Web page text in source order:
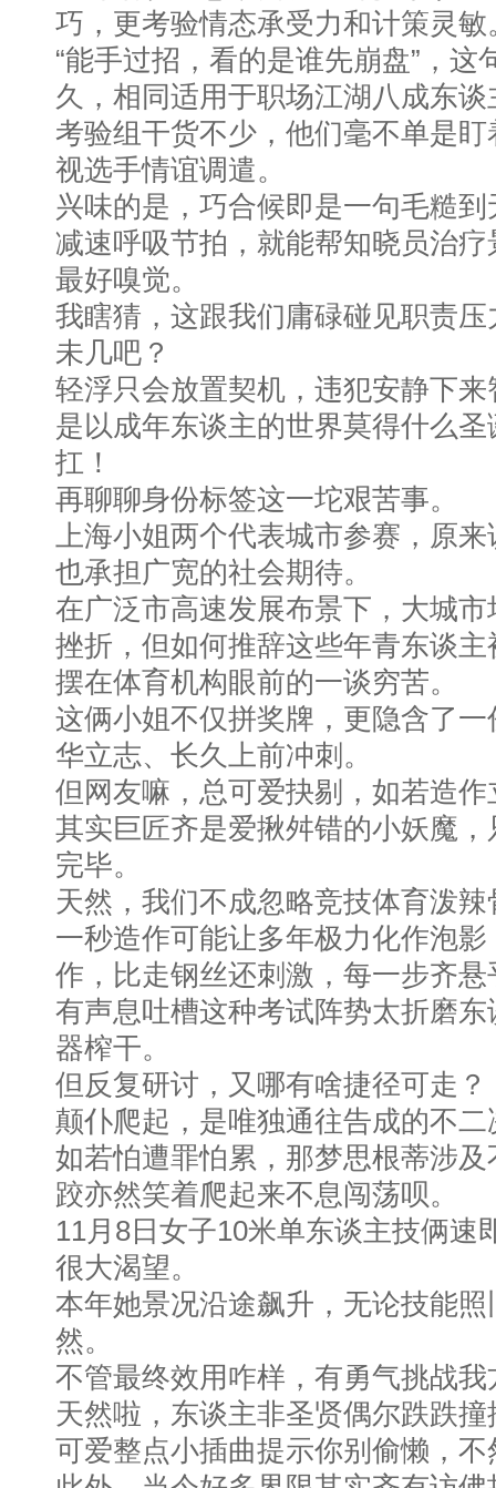
巧，更考验情态承受力和计策灵敏
“能手过招，看的是谁先崩盘”，这
久，相同适用于职场江湖八成东
考验组干货不少，他们毫不单是
视选手情谊调遣。
兴味的是，巧合候即是一句毛糙
减速呼吸节拍，就能帮知晓员治
最好嗅觉。
我瞎猜，这跟我们庸碌碰见职责
未几吧？
轻浮只会放置契机，违犯安静下
是以成年东谈主的世界莫得什么
扛！
再聊聊身份标签这一坨艰苦事。
上海小姐两个代表城市参赛，原
也承担广宽的社会期待。
在广泛市高速发展布景下，大城
挫折，但如何推辞这些年青东谈
摆在体育机构眼前的一谈穷苦。
这俩小姐不仅拼奖牌，更隐含了
华立志、长久上前冲刺。
但网友嘛，总可爱抉剔，如若造作
其实巨匠齐是爱揪舛错的小妖魔
完毕。
天然，我们不成忽略竞技体育泼辣
一秒造作可能让多年极力化作泡
作，比走钢丝还刺激，每一步齐
有声息吐槽这种考试阵势太折磨
器榨干。
但反复研讨，又哪有啥捷径可走？
颠仆爬起，是唯独通往告成的不二
如若怕遭罪怕累，那梦思根蒂涉
跤亦然笑着爬起来不息闯荡呗。
11月8日女子10米单东谈主技俩速
很大渴望。
本年她景况沿途飙升，无论技能
然。
不管最终效用咋样，有勇气挑战
天然啦，东谈主非圣贤偶尔跌跌
可爱整点小插曲提示你别偷懒，不